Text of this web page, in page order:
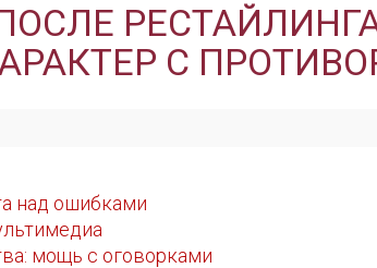
ПОСЛЕ
С
над ошибками
мощь с оговорками